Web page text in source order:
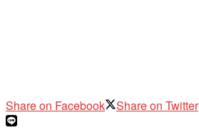
Share on Facebook Share on Twitter